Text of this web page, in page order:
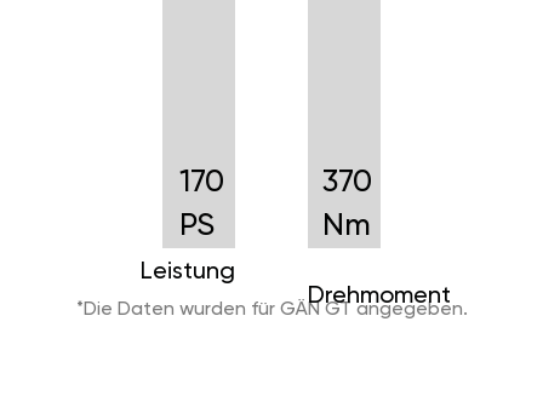
170
PS
Leistung
370
Nm
Drehmoment
*Die Daten wurden für GÄN GT angegeben.